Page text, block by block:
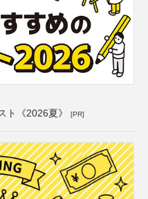
ト《2026夏》 [PR]